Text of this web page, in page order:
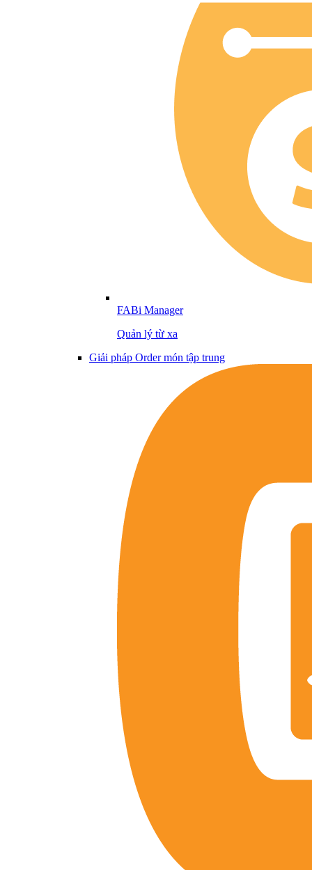
FABi Manager
Quản lý từ xa
Giải pháp Order món tập trung